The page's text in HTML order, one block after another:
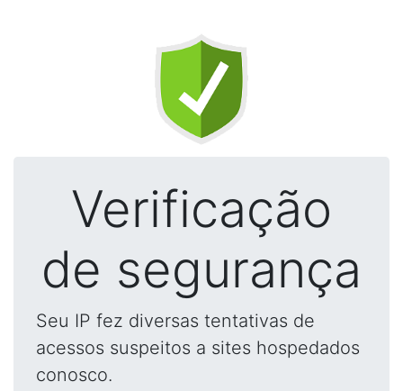
Verificação
de segurança
Seu IP fez diversas tentativas de
acessos suspeitos a sites hospedados
conosco.